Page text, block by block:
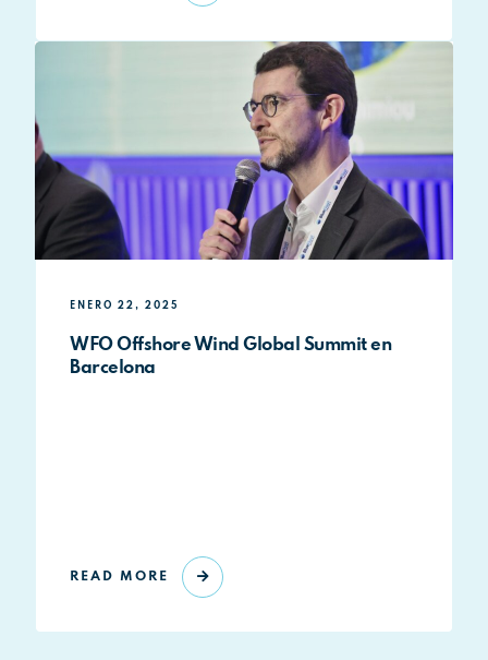
ENERO 22, 2025
WFO Offshore Wind Global Summit en
Barcelona
READ MORE